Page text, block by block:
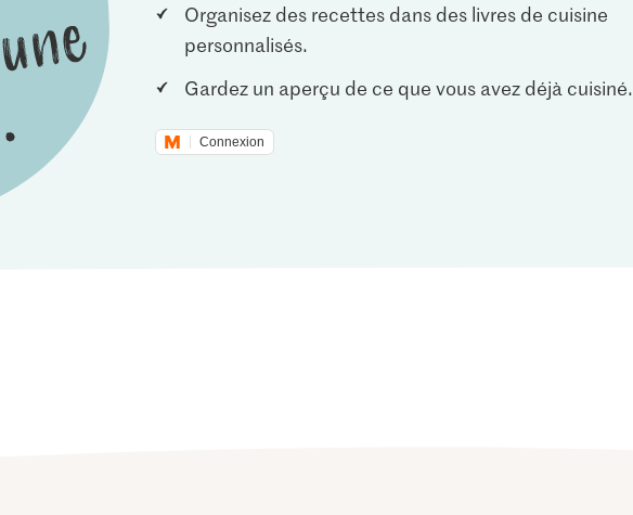
Organisez des recettes dans des livres de cuisine
personnalisés.
Gardez un aperçu de ce que vous avez déjà cuisiné.
Connexion